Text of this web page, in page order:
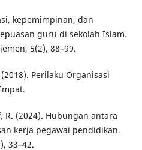
kepemimpinan, dan
guru di sekolah Islam.
5(2), 88–99.
Perilaku Organisasi
R. (2024). Hubungan antara
kerja pegawai pendidikan.
33–42.